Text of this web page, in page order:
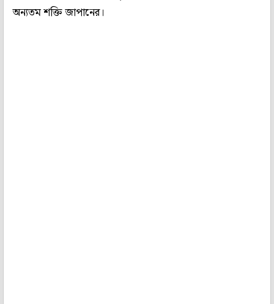
অন্যতম শক্তি জাপানের।